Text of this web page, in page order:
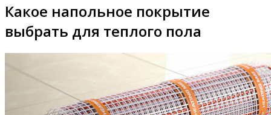
Какое напольное покрытие
выбрать для теплого пола